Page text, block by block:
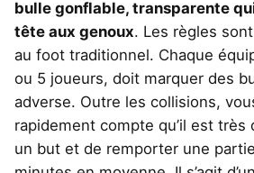
bulle gonflable, transparente
tête aux genoux. Les règles
au foot traditionnel. Chaque
ou 5 joueurs, doit marquer des
adverse. Outre les collisions,
rapidement compte qu’il est
un but et de remporter une